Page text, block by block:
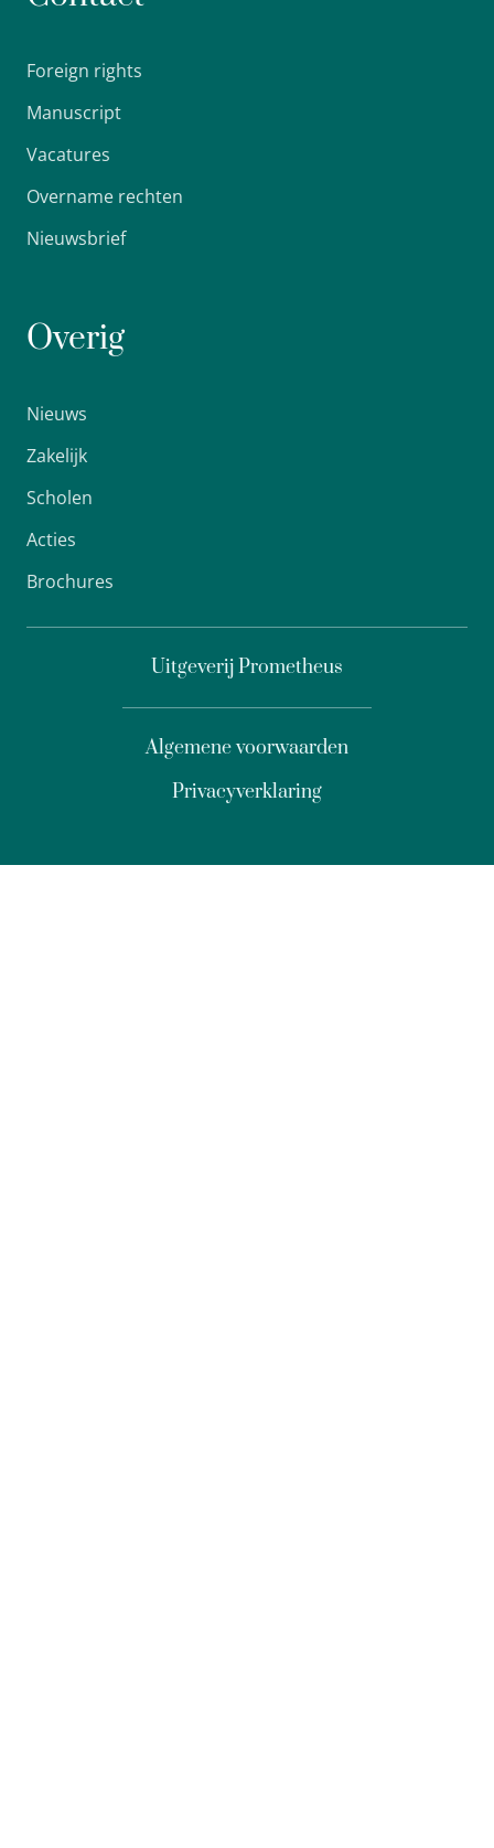
Foreign rights
Manuscript
Vacatures
Overname rechten
Nieuwsbrief
Overig
Nieuws
Zakelijk
Scholen
Acties
Brochures
Uitgeverij Prometheus
Privacyverklaring
Algemene voorwaarden